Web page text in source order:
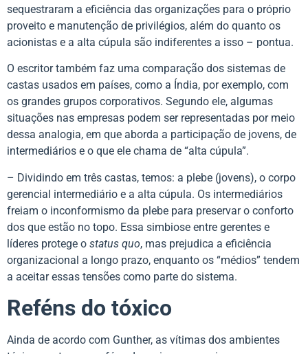
sequestraram a eficiência das organizações para o próprio
proveito e manutenção de privilégios, além do quanto os
acionistas e a alta cúpula são indiferentes a isso – pontua.
O escritor também faz uma comparação dos sistemas de
castas usados em países, como a Índia, por exemplo, com
os grandes grupos corporativos. Segundo ele, algumas
situações nas empresas podem ser representadas por meio
dessa analogia, em que aborda a participação de jovens, de
intermediários e o que ele chama de “alta cúpula”.
– Dividindo em três castas, temos: a plebe (jovens), o corpo
gerencial intermediário e a alta cúpula. Os intermediários
freiam o inconformismo da plebe para preservar o conforto
dos que estão no topo. Essa simbiose entre gerentes e
líderes protege o status quo, mas prejudica a eficiência
organizacional a longo prazo, enquanto os “médios” tendem
a aceitar essas tensões como parte do sistema.
Reféns do tóxico
Ainda de acordo com Gunther, as vítimas dos ambientes